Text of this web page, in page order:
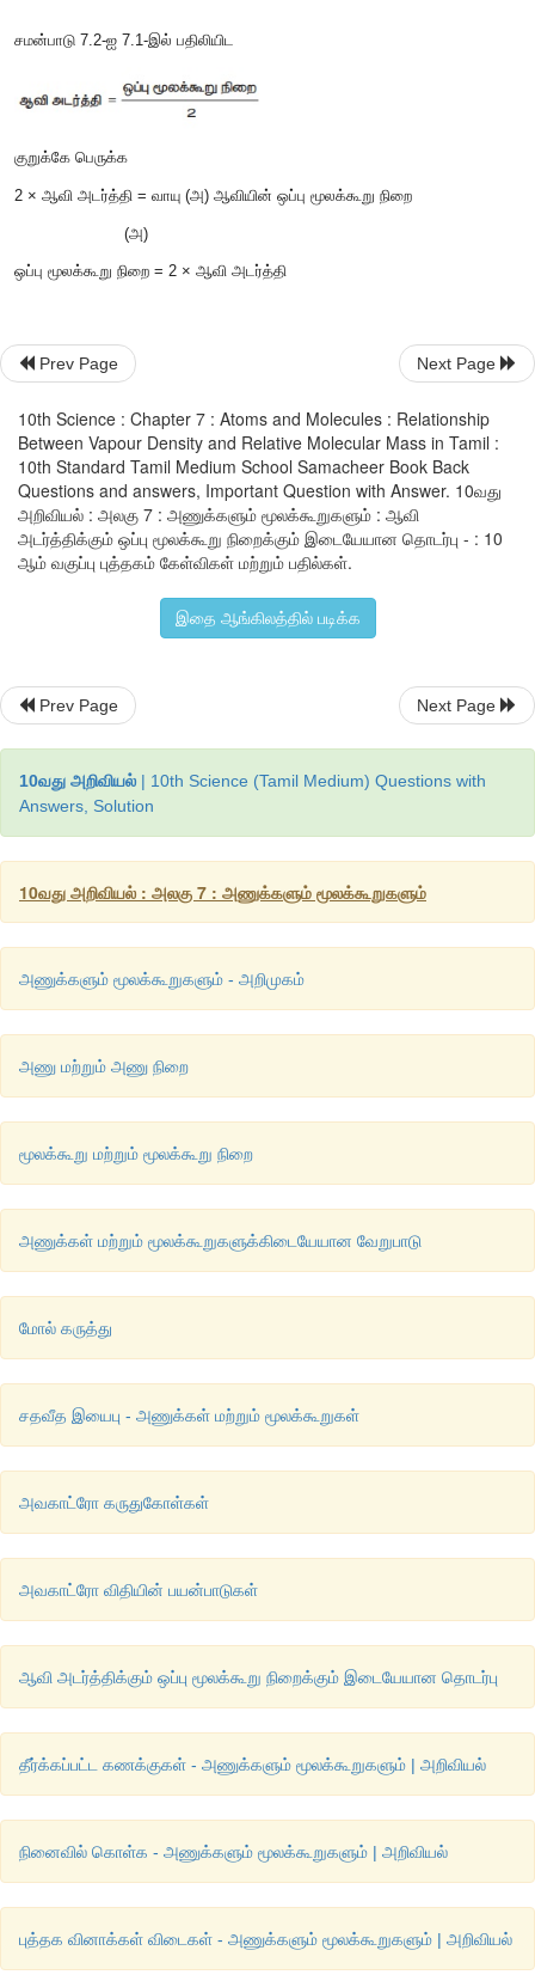
ஈரணு மூலக்கூறு ஆதலால்
நாம் ஆவி அடர்த்தியை மூலக்கூறு நிறையுடன்
சமன்பாடு7.2-ஐ7.1-இல் பதிலியிட
2 ×ஆவி அடர்த்தி வாயு (அ) ஆவியின் ஒப்பு மூலக்கூறு நிறை
(
ஒப்பு மூலக்கூறு நிறை =2 ×ஆவி அடர்த்தி
Prev Page Next Page
10th Science : Chapter 7 : Atoms and Molecules : Relationship
Between Vapour Density and Relative Molecular Mass in Tamil :
10th Standard Tamil Medium School Samacheer Book Back
Questions and answers, Important Question with Answer. 10வது
அறிவியல் : அலகு 7 : அணுக்களும் மூலக்கூறுகளும் : ஆவி
அடர்த்திக்கும் ஒப்பு மூலக்கூறு நிறைக்கும் இடையேயான தொடர்பு - : 10
ஆம் வகுப்பு புத்தகம் கேள்விகள் மற்றும் பதில்கள்.
இதை ஆங்கிலத்தில் படிக்க
Prev Page Next Page
10வது அறிவியல் | 10th Science (Tamil Medium) Questions with
Answers, Solution
10வது அறிவியல் : அலகு 7 : அணுக்களும் மூலக்கூறுகளும்
அணுக்களும் மூலக்கூறுகளும் - அறிமுகம்
அணு மற்றும் அணு நிறை
மூலக்கூறு மற்றும் மூலக்கூறு நிறை
அணுக்கள் மற்றும் மூலக்கூறுகளுக்கிடையேயான வேறுபாடு
மோல் கருத்து
சதவீத இயைபு - அணுக்கள் மற்றும் மூலக்கூறுகள்
அவகாட்ரோ கருதுகோள்கள்
அவகாட்ரோ விதியின் பயன்பாடுகள்
ஆவி அடர்த்திக்கும் ஒப்பு மூலக்கூறு நிறைக்கும் இடையேயான தொடர்பு
தீர்க்கப்பட்ட கணக்குகள் - அணுக்களும் மூலக்கூறுகளும் | அறிவியல்
நினைவில் கொள்க - அணுக்களும் மூலக்கூறுகளும் | அறிவியல்
புத்தக வினாக்கள் விடைகள் - அணுக்களும் மூலக்கூறுகளும் | அறிவியல்